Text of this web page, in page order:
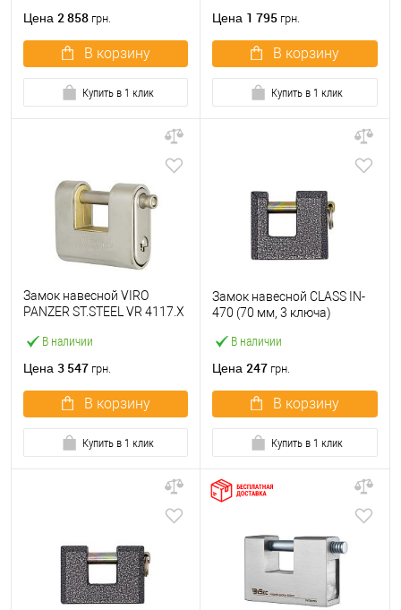
Цена 2 858 грн.
В корзину
Купить в 1 клик
Цена 1 795 грн.
В корзину
Купить в 1 клик
В наличии
Замок навесной VIRO
PANZER ST.STEEL VR 4117.X
Цена 3 547 грн.
В корзину
Купить в 1 клик
В наличии
Замок навесной CLASS IN-
470 (70 мм, 3 ключа)
Цена 247 грн.
В корзину
Купить в 1 клик